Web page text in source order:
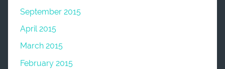
September 2015
April 2015
March 2015
February 2015